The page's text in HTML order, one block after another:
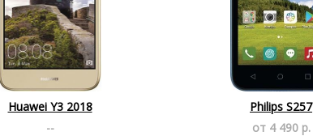
Huawei Y3 2018
--
Philips S257
от 4 490 р.